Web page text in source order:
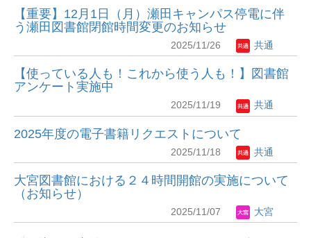
【重要】12月1日（月）瀬田キャンパス停電に伴
う瀬田図書館閉館時間変更のお知らせ
2025/11/26 共通
【使っている人も！これから使う人も！】図書館
アンケート実施中
2025/11/19 共通
2025年度の電子書籍リクエストについて
2025/11/18 共通
大宮図書館における２４時間開館の実施について
（お知らせ）
2025/11/07 大宮